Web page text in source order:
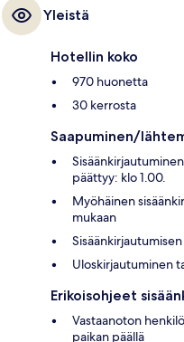
Yleistä
Hotellin koko
970 huonetta
30 kerrosta
Saapuminen/
päättyy: klo 1.00.
Myöhäinen
mukaan
Uloskirjautuminen
Erikoisohjeet
Vastaanoton
paikan päällä